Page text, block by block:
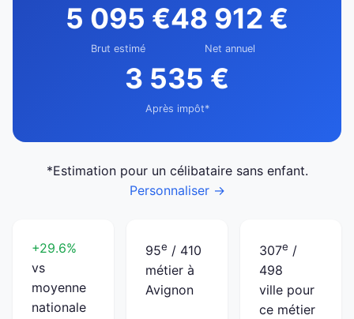
5 095 €
Brut estimé
48 912 €
Net annuel
3 535 €
Après impôt*
*Estimation pour un célibataire sans enfant.
Personnaliser →
+29.6%
vs
moyenne
nationale
95e / 410
métier à
Avignon
307e /
498
ville pour
ce métier